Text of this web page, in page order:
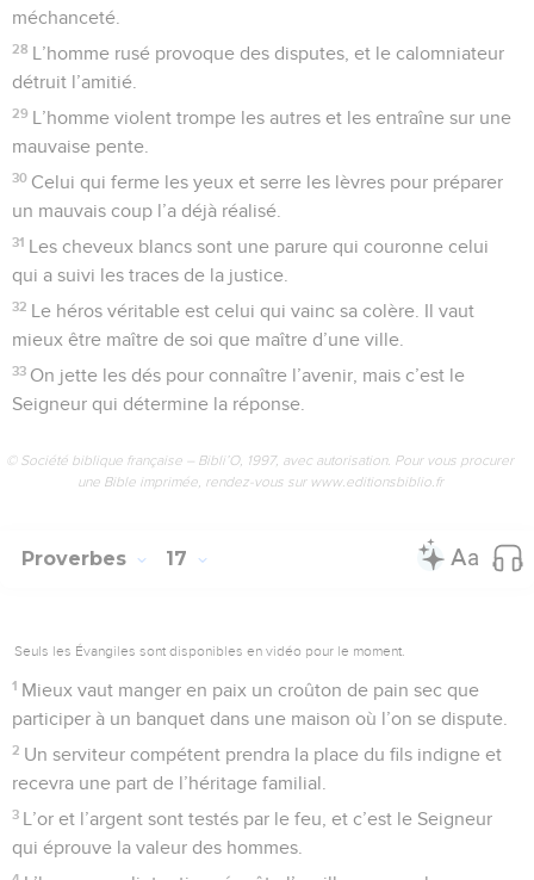
méchanceté.
28 L’homme rusé provoque des disputes, et le calomniateur
détruit l’amitié.
29 L’homme violent trompe les autres et les entraîne sur une
mauvaise pente.
30 Celui qui ferme les yeux et serre les lèvres pour préparer
un mauvais coup l’a déjà réalisé.
31 Les cheveux blancs sont une parure qui couronne celui
qui a suivi les traces de la justice.
32 Le héros véritable est celui qui vainc sa colère. Il vaut
mieux être maître de soi que maître d’une ville.
33 On jette les dés pour connaître l’avenir, mais c’est le
Seigneur qui détermine la réponse.
© Société biblique française – Bibli’O, 1997, avec autorisation. Pour vous procurer
une Bible imprimée, rendez-vous sur www.editionsbiblio.fr
Proverbes 17
Seuls les Évangiles sont disponibles en vidéo pour le moment.
1 Mieux vaut manger en paix un croûton de pain sec que
participer à un banquet dans une maison où l’on se dispute.
2 Un serviteur compétent prendra la place du fils indigne et
recevra une part de l’héritage familial.
3 L’or et l’argent sont testés par le feu, et c’est le Seigneur
qui éprouve la valeur des hommes.